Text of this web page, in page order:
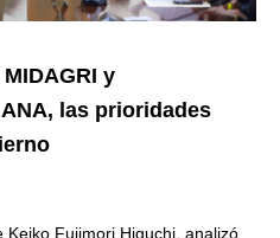
y
las prioridades
Fujimori Higuchi, analizó